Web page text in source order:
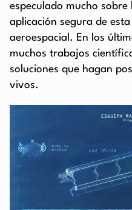
especulado mucho
aplicación segura de
aeroespacial. En los
muchos trabajos
soluciones que hagan
vivos.